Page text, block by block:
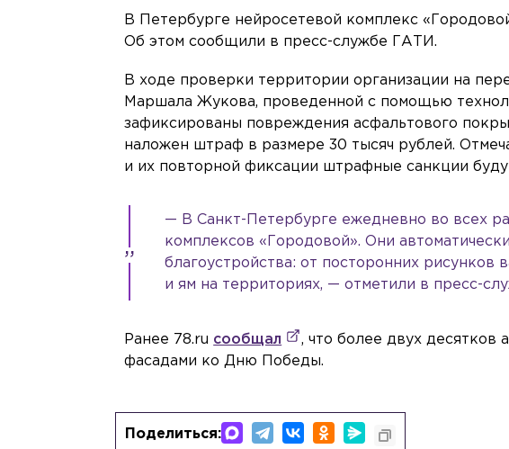
В Петербурге нейросетевой комплекс
Об этом сообщили в пресс-службе ГАТИ.
В ходе проверки территории организации на
Маршала Жукова, проведенной с помощью
зафиксированы повреждения асфальтового
наложен штраф в размере 30 тысяч рублей.
и их повторной фиксации штрафные санкции
— В Санкт-Петербурге ежедневно во всех
комплексов «Городовой». Они
благоустройства: от посторонних
и ям на территориях, — отметили в пресс-
Ранее 78.ru сообщал
, что более двух
фасадами ко Дню Победы.
Поделиться: